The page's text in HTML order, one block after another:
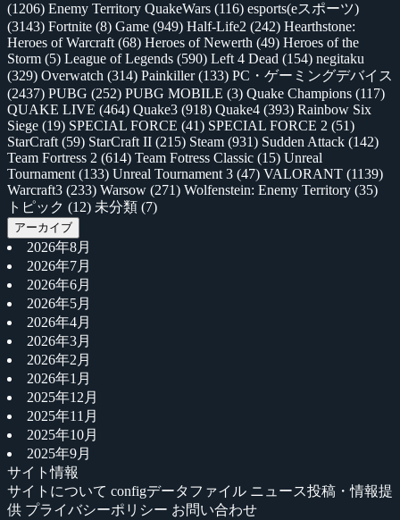
(1206) Enemy Territory QuakeWars (116) esports(eスポーツ)
(3143) Fortnite (8) Game (949) Half-Life2 (242) Hearthstone:
Heroes of Warcraft (68) Heroes of Newerth (49) Heroes of the
Storm (5) League of Legends (590) Left 4 Dead (154) negitaku
(329) Overwatch (314) Painkiller(133) PC・ゲーミングデバイス
(2437) PUBG (252) PUBG MOBILE (3) Quake Champions (117)
QUAKE LIVE (464) Quake3 (918) Quake4 (393) Rainbow Six
Siege (19) SPECIAL FORCE (41) SPECIAL FORCE 2 (51)
StarCraft (59) StarCraft II (215) Steam (931) Sudden Attack (142)
Team Fortress 2 (614) Team Fotress Classic (15) Unreal
Tournament (133) Unreal Tournament 3 (47) VALORANT (1139)
Warcraft3 (233) Warsow (271) Wolfenstein: Enemy Territory (35)
トピック (12) 未分類 (7)
アーカイブ
2026年8月
2026年7月
2026年6月
2026年5月
2026年4月
2026年3月
2026年2月
2026年1月
2025年12月
2025年11月
2025年10月
2025年9月
サイト情報
サイトについて configデータファイル ニュース投稿・情報提
供 プライバシーポリシー お問い合わせ